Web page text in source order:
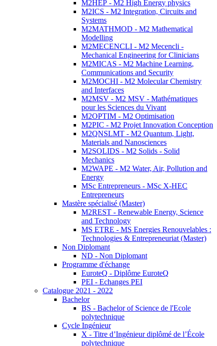
M2HEP - M2 High Energy physics
M2ICS - M2 Integration, Circuits and
Systems
M2MATHMOD - M2 Mathematical
Modelling
M2MECENCLI - M2 Mecencli -
Mechanical Engineering for Clinicians
M2MICAS - M2 Machine Learning,
Communications and Security
M2MOCHI - M2 Molecular Chemistry
and Interfaces
M2MSV - M2 MSV - Mathématiques
pour les Sciences du Vivant
M2OPTIM - M2 Optimisation
M2PIC - M2 Projet Innovation Conception
M2QNSLMT - M2 Quantum, Light,
Materials and Nanosciences
M2SOLIDS - M2 Solids - Solid
Mechanics
M2WAPE - M2 Water, Air, Pollution and
Energy
MSc Entrepreneurs - MSc X-HEC
Entrepreneurs
Mastère spécialisé (Master)
M2REST - Renewable Energy, Science
and Technology
MS ETRE - MS Energies Renouvelables :
Technologies & Entrepreneuriat (Master)
Non Diplomant
ND - Non Diplomant
Programme d'échange
EuroteQ - Diplôme EuroteQ
PEI - Echanges PEI
Catalogue 2021 - 2022
Bachelor
BS - Bachelor of Science de l'Ecole
polytechnique
Cycle Ingénieur
X - Titre d’Ingénieur diplômé de l’École
polytechnique